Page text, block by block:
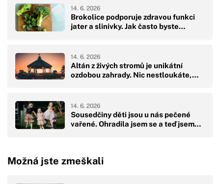
Brokolice podporuje zdravou funkci
jater a slinivky. Jak často byste…
14. 6. 2026
Altán z živých stromů je unikátní
ozdobou zahrady. Nic nestloukáte,…
14. 6. 2026
Sousedčiny děti jsou u nás pečené
vařené. Ohradila jsem se a teď jsem…
14. 6. 2026
Možná jste zmeškali